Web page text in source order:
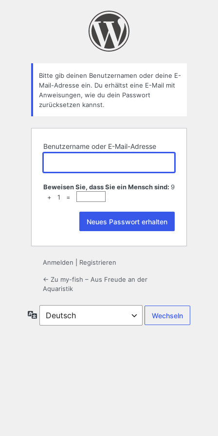
Bitte gib deinen Benutzernamen oder deine E-
Mail-Adresse ein. Du erhältst eine E-Mail mit
Anweisungen, wie du dein Passwort
zurücksetzen kannst.
Benutzername oder E-Mail-Adresse
Beweisen Sie, dass Sie ein Mensch sind: 9
+ 1 =
Anmelden Registrieren
← Zu my-fish – Aus Freude an der
Aquaristik
Sprache